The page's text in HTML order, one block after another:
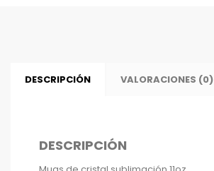
DESCRIPCIÓN VALORACIONES (0)
DESCRIPCIÓN